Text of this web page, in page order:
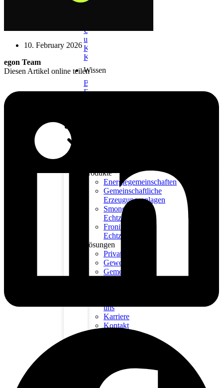
Über
uns
Karriere
Kontakt
Wissen
Blog
FAQs
Produkte
Energiegemeinschaften
Gemeinschaftliche
Erzeugungsanlagen
Smongle®
Echtzeitdaten
Fronius
Echtzeitdaten
Lösungen
Privat
Gewerbe
Gemeinden
uns
Karriere
Kontakt
Wissen
10. February 2026
egon Team
Diesen Artikel online teilen